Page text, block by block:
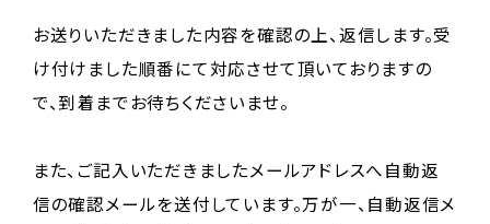
お送りいただきました内容を確認の上、返信します。受
け付けました順番にて対応させて頂いておりますの
で、到着までお待ちくださいませ。
また、ご記入いただきましたメールアドレスへ自動返
信の確認メールを送付しています。万が一、自動返信メ